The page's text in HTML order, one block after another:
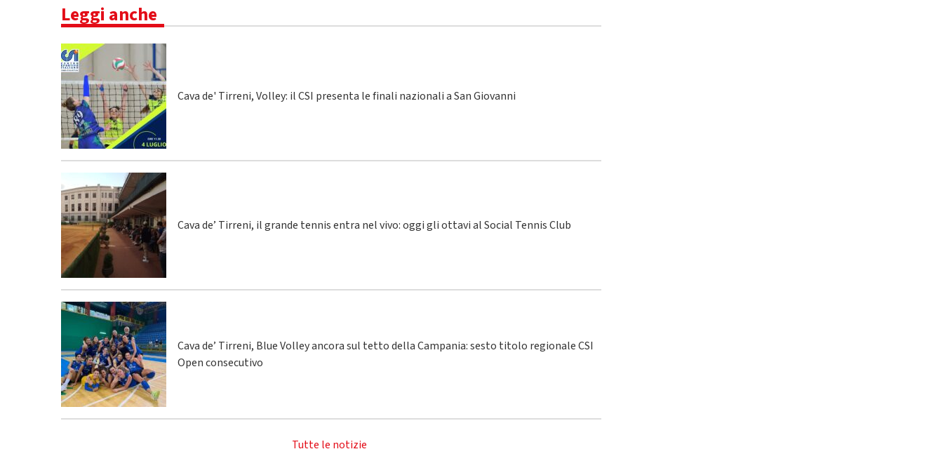
Leggi anche
Cava de' Tirreni, Volley: il CSI presenta le finali nazionali a San Giovanni
Cava de’ Tirreni, il grande tennis entra nel vivo: oggi gli ottavi al Social Tennis Club
Cava de’ Tirreni, Blue Volley ancora sul tetto della Campania: sesto titolo regionale CSI
Open consecutivo
Tutte le notizie